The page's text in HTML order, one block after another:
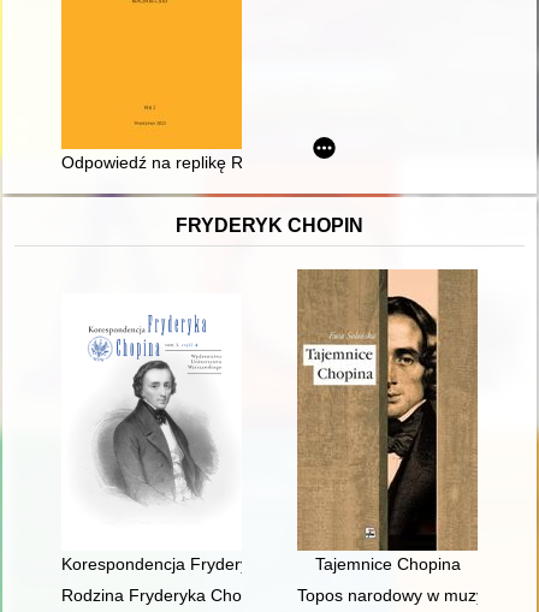
Odpowiedź na replikę Renaty Leśniakiewicz-Drzymały
FRYDERYK CHOPIN
Korespondencja Fryderyka Chopina. T. 3 cz. 4
Tajemnice Chopina
Rodzina Fryderyka Chopina
Topos narodowy w muzyce